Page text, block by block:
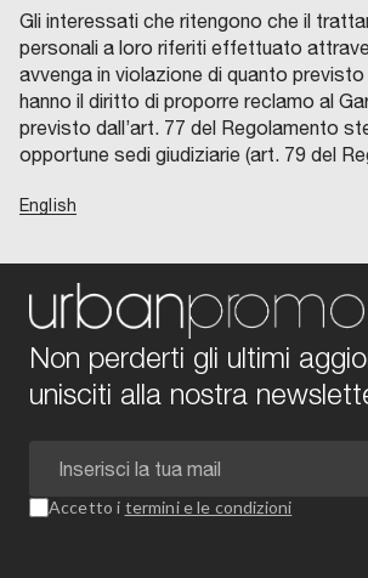
Gli interessati che ritengono che il
personali a loro riferiti effettuato
avvenga in violazione di quanto
hanno il diritto di proporre reclamo al
previsto dall’art. 77 del Regolamento
opportune sedi giudiziarie (art. 79 del
English
Non perderti gli ultimi
unisciti alla nostra
Accetto i termini e le condizioni